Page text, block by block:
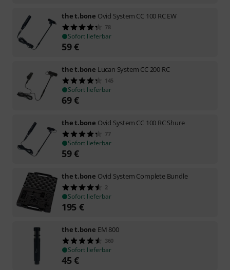
the t.bone Ovid System CC 100 RC EW
78
Sofort lieferbar
59€
the t.bone Lucan System CC 200 RC
145
Sofort lieferbar
69€
the t.bone Ovid System CC 100 RC Shure
77
Sofort lieferbar
59€
the t.bone Ovid System Complete Bundle
2
Sofort lieferbar
195 €
the t.bone EM 800
360
Sofort lieferbar
45€